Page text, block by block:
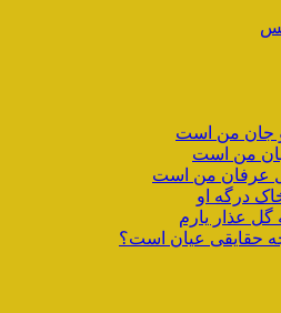
جان من است
من است
عرفان من است
درگه او
گل عذار یارم
حقایقی عیان است؟